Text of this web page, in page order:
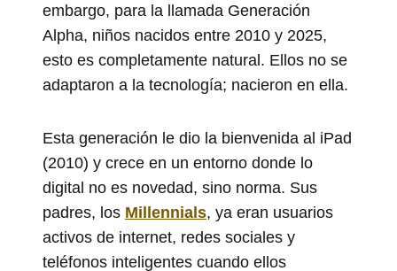
embargo, para la llamada Generación
Alpha, niños nacidos entre 2010 y 2025,
esto es completamente natural. Ellos no se
adaptaron a la tecnología; nacieron en ella.
Esta generación le dio la bienvenida al iPad
(2010) y crece en un entorno donde lo
digital no es novedad, sino norma. Sus
padres, los Millennials, ya eran usuarios
activos de internet, redes sociales y
teléfonos inteligentes cuando ellos